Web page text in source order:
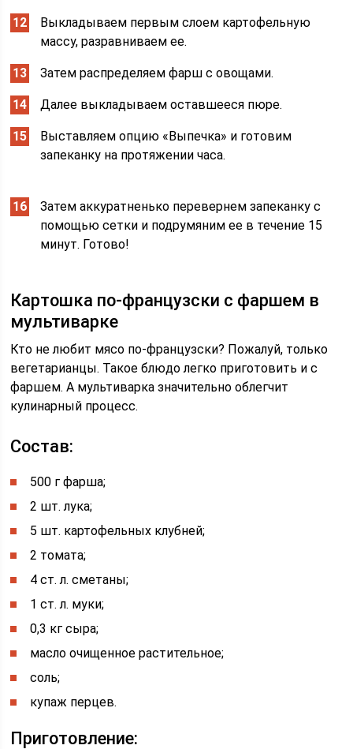
Выкладываем первым слоем картофельную
массу, разравниваем ее.
Затем распределяем фарш с овощами.
Далее выкладываем оставшееся пюре.
Выставляем опцию «Выпечка» и готовим
запеканку на протяжении часа.
Затем аккуратненько перевернем запеканку с
помощью сетки и подрумяним ее в течение 15
минут. Готово!
Картошка по-французски с фаршем в
мультиварке
Кто не любит мясо по-французски? Пожалуй, только
вегетарианцы. Такое блюдо легко приготовить и с
фаршем. А мультиварка значительно облегчит
кулинарный процесс.
Состав:
500 г фарша;
2 шт. лука;
5 шт. картофельных клубней;
2 томата;
4 ст. л. сметаны;
1 ст. л. муки;
0,3 кг сыра;
масло очищенное растительное;
соль;
купаж перцев.
Приготовление: